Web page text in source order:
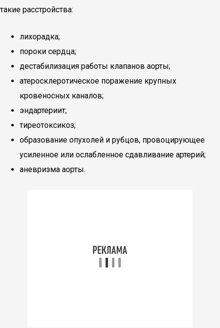
такие расстройства:
лихорадка;
пороки сердца;
дестабилизация работы клапанов аорты;
атеросклеротическое поражение крупных
кровеносных каналов;
эндартериит;
тиреотоксикоз;
образование опухолей и рубцов, провоцирующее
усиленное или ослабленное сдавливание артерий;
аневризма аорты.